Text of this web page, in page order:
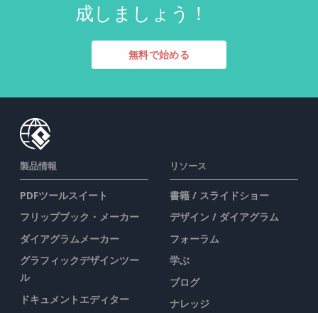
成しましょう！
無料で始める
製品情報
PDFツールスイート
フリップブック・メーカー
ダイアグラムメーカー
グラフィックデザインツー
ル
ドキュメントエディター
リソース
書籍 / スライドショー
デザイン / ダイアグラム
フォーラム
学ぶ
ブログ
ナレッジ